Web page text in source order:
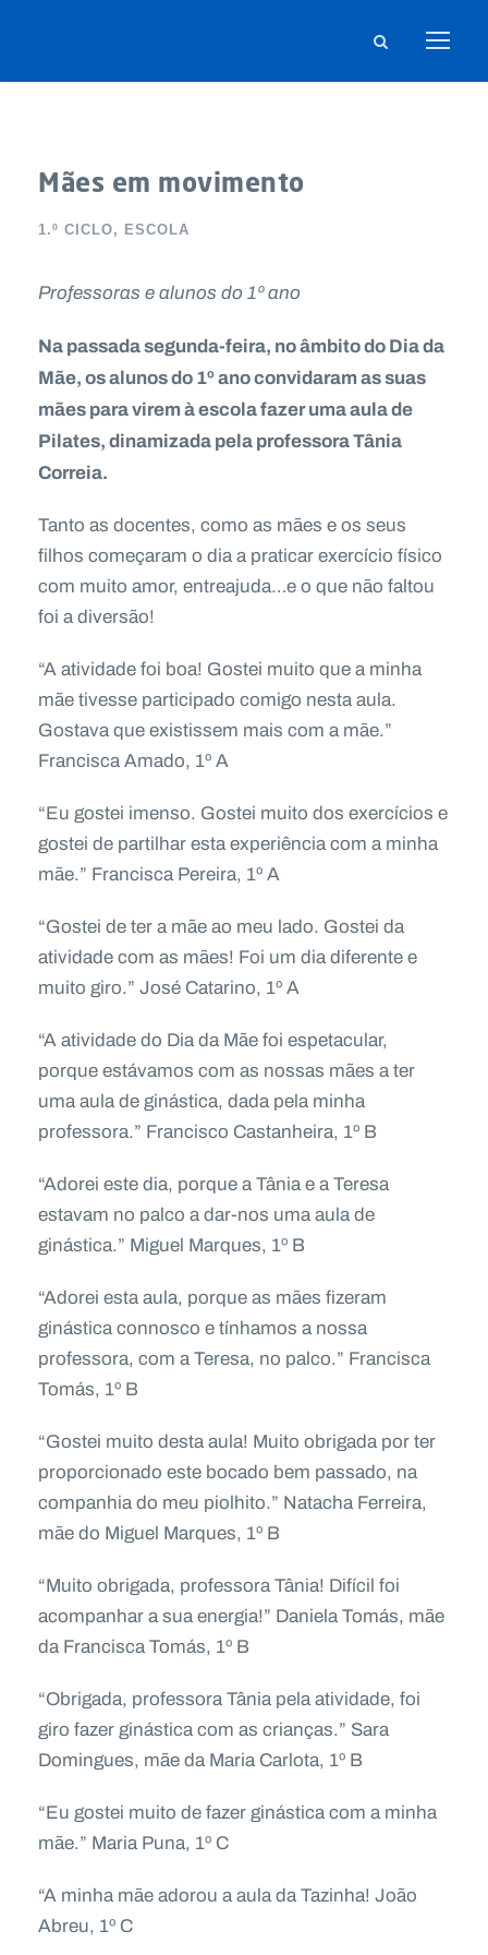
Mães em movimento
1.º CICLO, ESCOLA
Professoras e alunos do 1º ano
Na passada segunda-feira, no âmbito do Dia da
Mãe, os alunos do 1º ano convidaram as suas
mães para virem à escola fazer uma aula de
Pilates, dinamizada pela professora Tânia
Correia.
Tanto as docentes, como as mães e os seus
filhos começaram o dia a praticar exercício físico
com muito amor, entreajuda…e o que não faltou
foi a diversão!
“A atividade foi boa! Gostei muito que a minha
mãe tivesse participado comigo nesta aula.
Gostava que existissem mais com a mãe.”
Francisca Amado, 1º A
“Eu gostei imenso. Gostei muito dos exercícios e
gostei de partilhar esta experiência com a minha
mãe.” Francisca Pereira, 1º A
“Gostei de ter a mãe ao meu lado. Gostei da
atividade com as mães! Foi um dia diferente e
muito giro.” José Catarino, 1º A
“A atividade do Dia da Mãe foi espetacular,
porque estávamos com as nossas mães a ter
uma aula de ginástica, dada pela minha
professora.” Francisco Castanheira, 1º B
“Adorei este dia, porque a Tânia e a Teresa
estavam no palco a dar-nos uma aula de
ginástica.” Miguel Marques, 1º B
“Adorei esta aula, porque as mães fizeram
ginástica connosco e tínhamos a nossa
professora, com a Teresa, no palco.” Francisca
Tomás, 1º B
“Gostei muito desta aula! Muito obrigada por ter
proporcionado este bocado bem passado, na
companhia do meu piolhito.” Natacha Ferreira,
mãe do Miguel Marques, 1º B
“Muito obrigada, professora Tânia! Difícil foi
acompanhar a sua energia!” Daniela Tomás, mãe
da Francisca Tomás, 1º B
“Obrigada, professora Tânia pela atividade, foi
giro fazer ginástica com as crianças.” Sara
Domingues, mãe da Maria Carlota, 1º B
“Eu gostei muito de fazer ginástica com a minha
mãe.” Maria Puna, 1º C
“A minha mãe adorou a aula da Tazinha! João
Abreu, 1º C